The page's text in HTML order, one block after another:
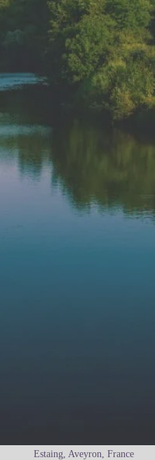
Estaing, Aveyron, France